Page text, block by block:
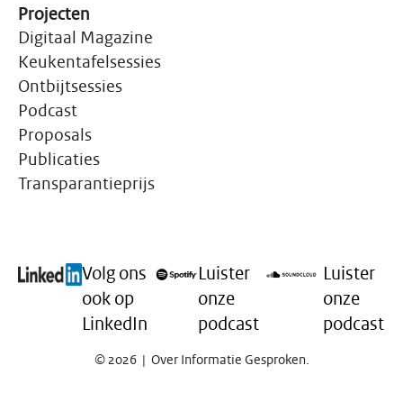
Projecten
Digitaal Magazine
Keukentafelsessies
Ontbijtsessies
Podcast
Proposals
Publicaties
Transparantieprijs
Volg ons
ook op
LinkedIn
Luister
onze
podcast
Luister
onze
podcast
© 2026| Over Informatie Gesproken.